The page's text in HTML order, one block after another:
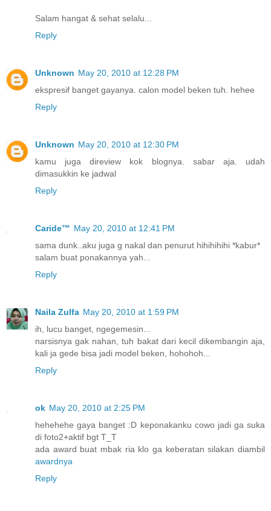
Salam hangat & sehat selalu...
Reply
Unknown May 20, 2010 at 12:28 PM
ekspresif banget gayanya. calon model beken tuh. hehee
Reply
Unknown May 20, 2010 at 12:30 PM
kamu juga direview kok blognya. sabar aja. udah
dimasukkin ke jadwal
Reply
Caride™ May 20, 2010 at 12:41 PM
sama dunk..aku juga g nakal dan penurut hihihihihi *kabur*
salam buat ponakannya yah...
Reply
Naila Zulfa May 20, 2010 at 1:59 PM
ih, lucu banget, ngegemesin...
narsisnya gak nahan, tuh bakat dari kecil dikembangin aja,
kali ja gede bisa jadi model beken, hohohoh...
Reply
ok May 20, 2010 at 2:25 PM
hehehehe gaya banget :D keponakanku cowo jadi ga suka
di foto2+aktif bgt T_T
ada award buat mbak ria klo ga keberatan silakan diambil
awardnya
Reply